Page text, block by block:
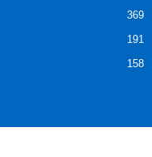
369
191
158